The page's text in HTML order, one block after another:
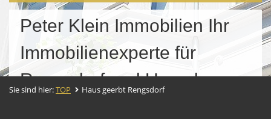
Peter Klein Immobilien Ihr
Immobilienexperte für
Rengsdorf und Umgebung.
Sie sind hier:TOP Haus geerbt Rengsdorf